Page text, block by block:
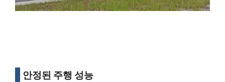
안정된 주행 성능